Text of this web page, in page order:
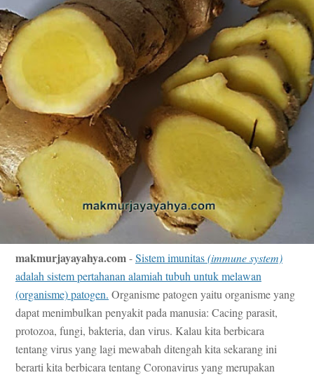
makmurjayayahya.com-Sistem imunitas(immune system)
adalah sistem pertahanan alamiah tubuh untuk melawan
(organisme) patogen. Organisme patogen yaitu organisme yang
dapat menimbulkan penyakit pada manusia: Cacing parasit,
protozoa, fungi, bakteria, dan virus. Kalau kita berbicara
tentang virus yang lagi mewabah ditengah kita sekarang ini
berarti kita berbicara tentang Coronavirus yang merupakan